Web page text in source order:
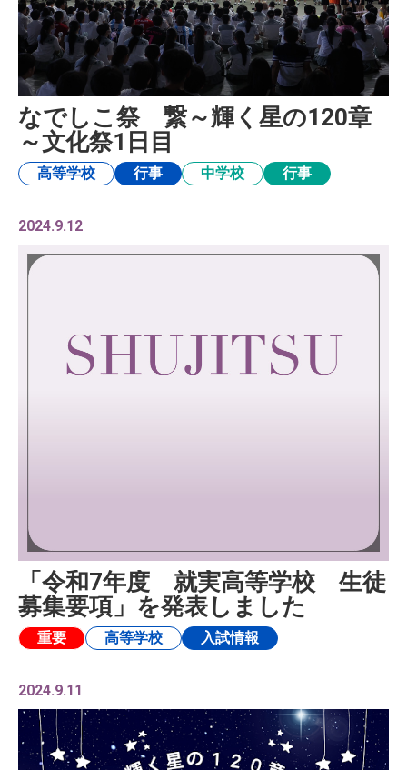
なでしこ祭 繋～輝く星の120章
～文化祭1日目
高等学校 行事 中学校 行事
2024.9.12
「令和7年度 就実高等学校 生徒
募集要項」を発表しました
重要 高等学校 入試情報
2024.9.11